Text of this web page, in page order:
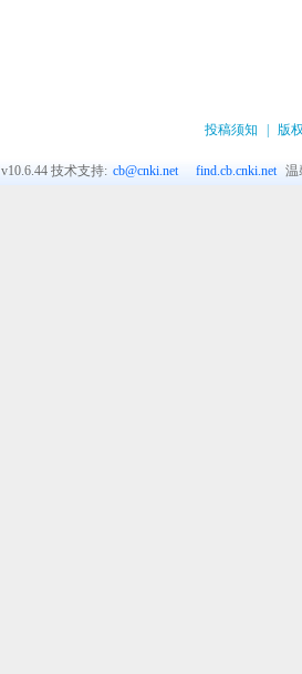
投稿须知 版
v10.6.44技术支持: cb@cnki.net find.cb.cnki.net 温